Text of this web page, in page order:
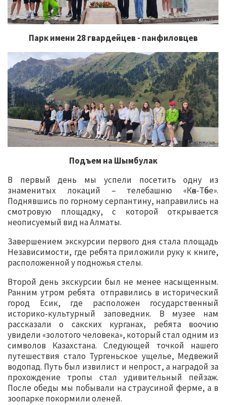
Парк имени 28 гвардейцев - панфиловцев
Подъем на Шымбулак
В первый день мы успели посетить одну из
знаменитых локаций – телебашню «Көк-Төбе».
Поднявшись по горному серпантину, направились на
смотровую площадку, с которой открывается
неописуемый вид на Алматы.
Завершением экскурсии первого дня стала площадь
Независимости, где ребята приложили руку к книге,
расположенной у подножья стелы.
Второй день экскурсии был не менее насыщенным.
Ранним утром ребята отправились в исторический
город Есик, где расположен государственный
историко-культурный заповедник. В музее нам
рассказали о сакских курганах, ребята воочию
увидели «золотого человека», который стал одним из
символов Казахстана. Следующей точкой нашего
путешествия стало Тургеньское ущелье, Медвежий
водопад. Путь был извилист и непрост, а наградой за
прохождение тропы стал удивительный пейзаж.
После обеды мы побывали на страусиной ферме, а в
зоопарке покормили оленей.